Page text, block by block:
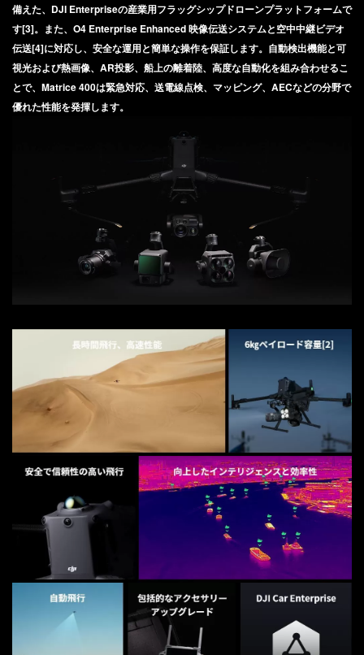
DJI Flip
DJI Flip
DJI INSPIRE 3
Rize TELLO
DJI POWER シリーズ
DJI POWER 1000 MINI
DJI POWER 2000
DJI POWER 1000 V2
DJI POWER 1000
DJI POWER 500
DJI GOGGLESS シリーズ
DJI RS 3 PRO
DJI TRANSMISSION
DJI Transmission 高輝度モニターコンボ
DJI Transmission スタンダードコンボ
DJI FOCUS PRO
DJI RONIN シリーズ
DJI RONIN 4D - 6K
DJI RONIN 4D - 8K
DJI MIC シリーズ
DJI MIC 3
DJI MIC 2
DJI MIC MINI 2
DJI MIC MINI
備えた、DJI Enterpriseの産業用フラッグシップドローンプラットフォームで
す[3]。また、O4 Enterprise Enhanced 映像伝送システムと空中中継ビデオ
伝送[4]に対応し、安全な運用と簡単な操作を保証します。自動検出機能と可
視光および熱画像、AR投影、船上の離着陸、高度な自動化を組み合わせるこ
とで、Matrice 400は緊急対応、送電線点検、マッピング、AECなどの分野で
優れた性能を発揮します。